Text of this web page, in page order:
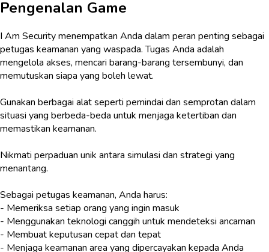
Pengenalan Game
I Am Security menempatkan Anda dalam peran penting sebagai
petugas keamanan yang waspada. Tugas Anda adalah
mengelola akses, mencari barang-barang tersembunyi, dan
memutuskan siapa yang boleh lewat.
Gunakan berbagai alat seperti pemindai dan semprotan dalam
situasi yang berbeda-beda untuk menjaga ketertiban dan
memastikan keamanan.
Nikmati perpaduan unik antara simulasi dan strategi yang
menantang.
Sebagai petugas keamanan, Anda harus:
- Memeriksa setiap orang yang ingin masuk
- Menggunakan teknologi canggih untuk mendeteksi ancaman
- Membuat keputusan cepat dan tepat
- Menjaga keamanan area yang dipercayakan kepada Anda